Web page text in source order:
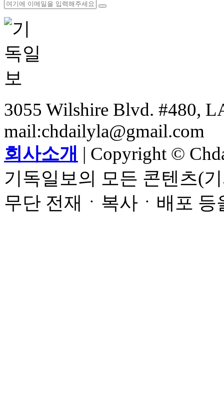
3055 Wilshire Blvd. #480,
mail:chdailyla@gmail.com
회사소개 | Copyright ©
기독일보의 모든 콘텐츠(
무단 전재ㆍ복사ㆍ배포 등